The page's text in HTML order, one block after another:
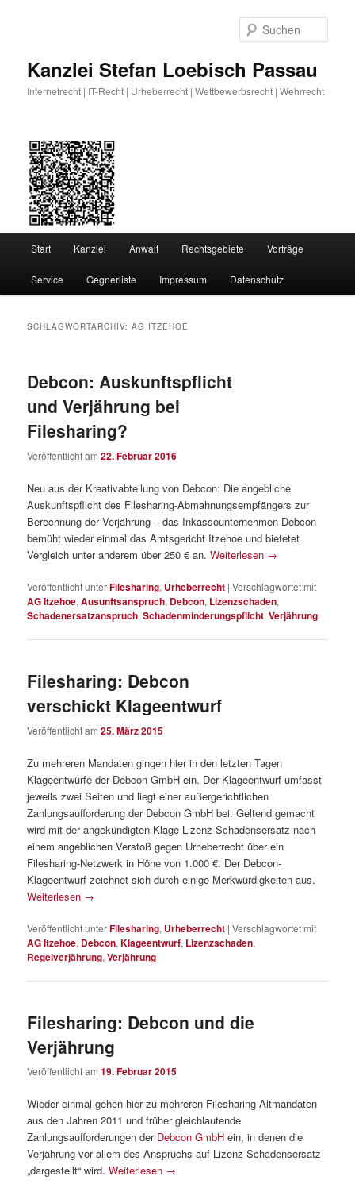
Kanzlei Stefan Loebisch Passau
Internetrecht | IT-Recht | Urheberrecht | Wettbewerbsrecht | Wehrrecht
Start Kanzlei Anwalt Rechtsgebiete Vorträge
Service Gegnerliste Impressum Datenschutz
SCHLAGWORTARCHIV:AG ITZEHOE
Debcon: Auskunftspflicht
und Verjährung bei
Filesharing?
Veröffentlicht am22. Februar 2016
Neu aus der Kreativabteilung von Debcon: Die angebliche
Auskunftspflicht des Filesharing-Abmahnungsempfängers zur
Berechnung der Verjährung – das Inkassounternehmen Debcon
bemüht wieder einmal das Amtsgericht Itzehoe und bietetet
Vergleich unter anderem über 250 € an.Weiterlesen →
Veröffentlicht unterFilesharing, Urheberrecht |Verschlagwortet mit
AG Itzehoe,Ausunftsanspruch, Debcon, Lizenzschaden,
Schadenersatzanspruch,Schadenminderungspflicht,Verjährung
Filesharing: Debcon
verschickt Klageentwurf
Veröffentlicht am25. März 2015
Zu mehreren Mandaten gingen hier in den letzten Tagen
Klageentwürfe der Debcon GmbH ein. Der Klageentwurf umfasst
jeweils zwei Seiten und liegt einer außergerichtlichen
Zahlungsaufforderung der Debcon GmbH bei. Geltend gemacht
wird mit der angekündigten Klage Lizenz-Schadensersatz nach
einem angeblichen Verstoß gegen Urheberrecht über ein
Filesharing-Netzwerk in Höhe von 1.000 €. Der Debcon-
Klageentwurf zeichnet sich durch einige Merkwürdigkeiten aus.
Weiterlesen →
Veröffentlicht unterFilesharing, Urheberrecht |Verschlagwortet mit
AG Itzehoe, Debcon,Klageentwurf, Lizenzschaden,
Regelverjährung,Verjährung
Filesharing: Debcon und die
Verjährung
Veröffentlicht am19. Februar 2015
Wieder einmal gehen hier zu mehreren Filesharing-Altmandaten
aus den Jahren 2011 und früher gleichlautende
Zahlungsaufforderungen der Debcon GmbH ein, in denen die
Verjährung vor allem des Anspruchs auf Lizenz-Schadensersatz
„dargestellt“ wird.Weiterlesen →